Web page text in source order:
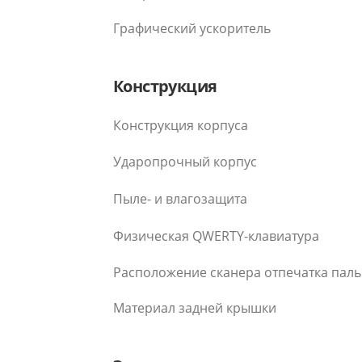
Графический ускоритель
Конструкция
Конструкция корпуса
Ударопрочный корпус
Пыле- и влагозащита
Физическая QWERTY-клавиатура
Расположение сканера отпечатка
Материал задней крышки